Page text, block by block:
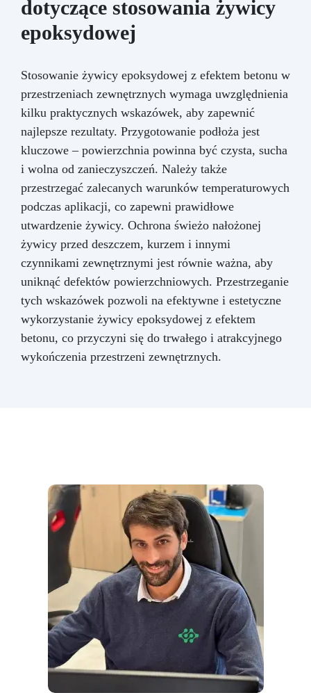
oraz na agresywne chemikalia niekompatybilne
z silikonem.
dotyczące stosowania żywicy
epoksydowej
Stosowanie żywicy epoksydowej z efektem betonu w
przestrzeniach zewnętrznych wymaga uwzględnienia
kilku praktycznych wskazówek, aby zapewnić
najlepsze rezultaty. Przygotowanie podłoża jest
kluczowe – powierzchnia powinna być czysta, sucha
i wolna od zanieczyszczeń. Należy także
przestrzegać zalecanych warunków temperaturowych
podczas aplikacji, co zapewni prawidłowe
utwardzenie żywicy. Ochrona świeżo nałożonej
żywicy przed deszczem, kurzem i innymi
czynnikami zewnętrznymi jest równie ważna, aby
uniknąć defektów powierzchniowych. Przestrzeganie
tych wskazówek pozwoli na efektywne i estetyczne
wykorzystanie żywicy epoksydowej z efektem
betonu, co przyczyni się do trwałego i atrakcyjnego
wykończenia przestrzeni zewnętrznych.